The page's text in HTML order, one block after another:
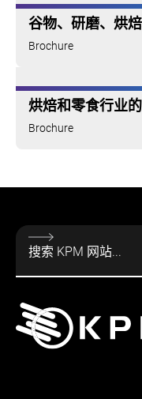
谷物、研磨、烘
Brochure
烘焙和零食行业
Brochure